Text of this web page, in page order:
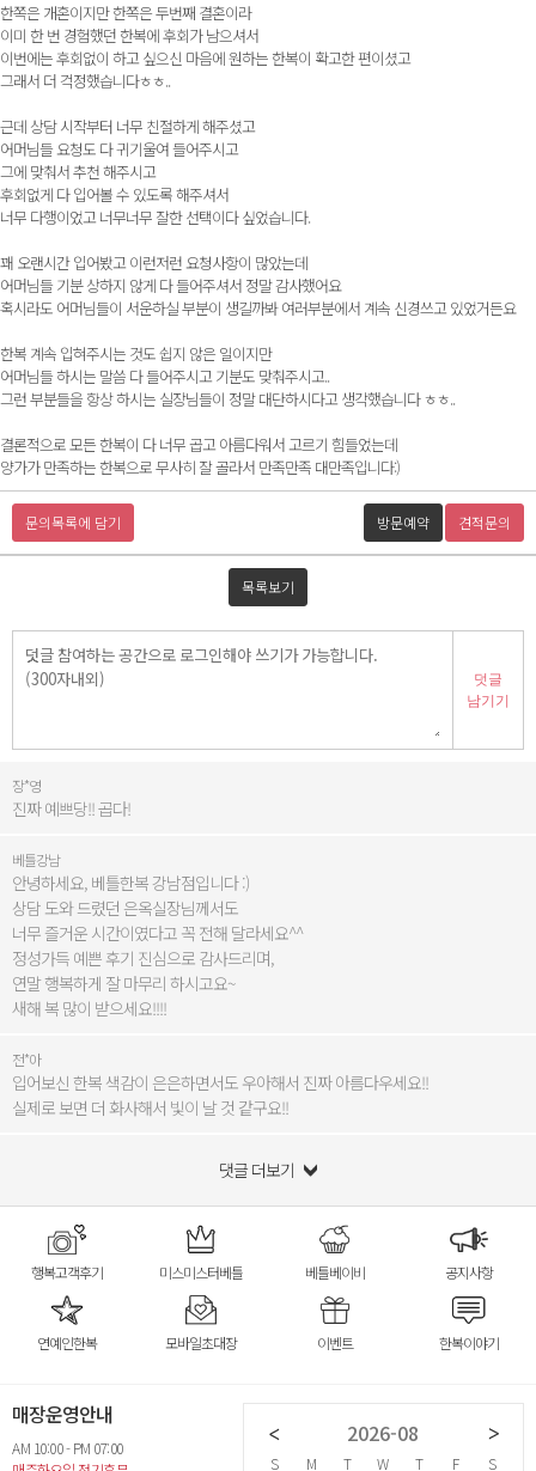
한쪽은 개혼이지만 한쪽은 두번째 결혼이라
이미 한 번 경험했던 한복에 후회가 남으셔서
이번에는 후회없이 하고 싶으신 마음에 원하는 한복이 확고한 편이셨고
그래서 더 걱정했습니다ㅎㅎ..
근데 상담 시작부터 너무 친절하게 해주셨고
어머님들 요청도 다 귀기울여 들어주시고
그에 맞춰서 추천 해주시고
후회없게 다 입어볼 수 있도록 해주셔서
너무 다행이었고 너무너무 잘한 선택이다 싶었습니다.
꽤 오랜시간 입어봤고 이런저런 요청사항이 많았는데
어머님들 기분 상하지 않게 다 들어주셔서 정말 감사했어요
혹시라도 어머님들이 서운하실 부분이 생길까봐 여러부분에서 계속 신경쓰고 있었거든요
한복 계속 입혀주시는 것도 쉽지 않은 일이지만
어머님들 하시는 말씀 다 들어주시고 기분도 맞춰주시고..
그런 부분들을 항상 하시는 실장님들이 정말 대단하시다고 생각했습니다 ㅎㅎ..
결론적으로 모든 한복이 다 너무 곱고 아름다워서 고르기 힘들었는데
양가가 만족하는 한복으로 무사히 잘 골라서 만족만족 대만족입니다:)
문의목록에 담기 방문예약 견적문의
목록보기
덧글
남기기
장*영
진짜 예쁘당!! 곱다!
베틀강남
안녕하세요, 베틀한복 강남점입니다 :)
상담 도와 드렸던 은옥실장님께서도
너무 즐거운 시간이였다고 꼭 전해 달라세요^^
정성가득 예쁜 후기 진심으로 감사드리며,
연말 행복하게 잘 마무리 하시고요~
새해 복 많이 받으세요!!!!
전*아
입어보신 한복 색감이 은은하면서도 우아해서 진짜 아름다우세요!!
실제로 보면 더 화사해서 빛이 날 것 같구요!!
댓글 더보기
행복고객후기 미스미스터베틀 베틀베이비 공지사항
연예인한복 모바일초대장 이벤트 한복이야기
매장운영안내
AM 10:00 - PM 07:00
2026-07
S M T W
2026-08
S M T W T F S